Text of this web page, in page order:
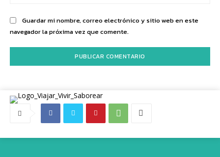
Guardar mi nombre, correo electrónico y sitio web en este
navegador la próxima vez que comente.